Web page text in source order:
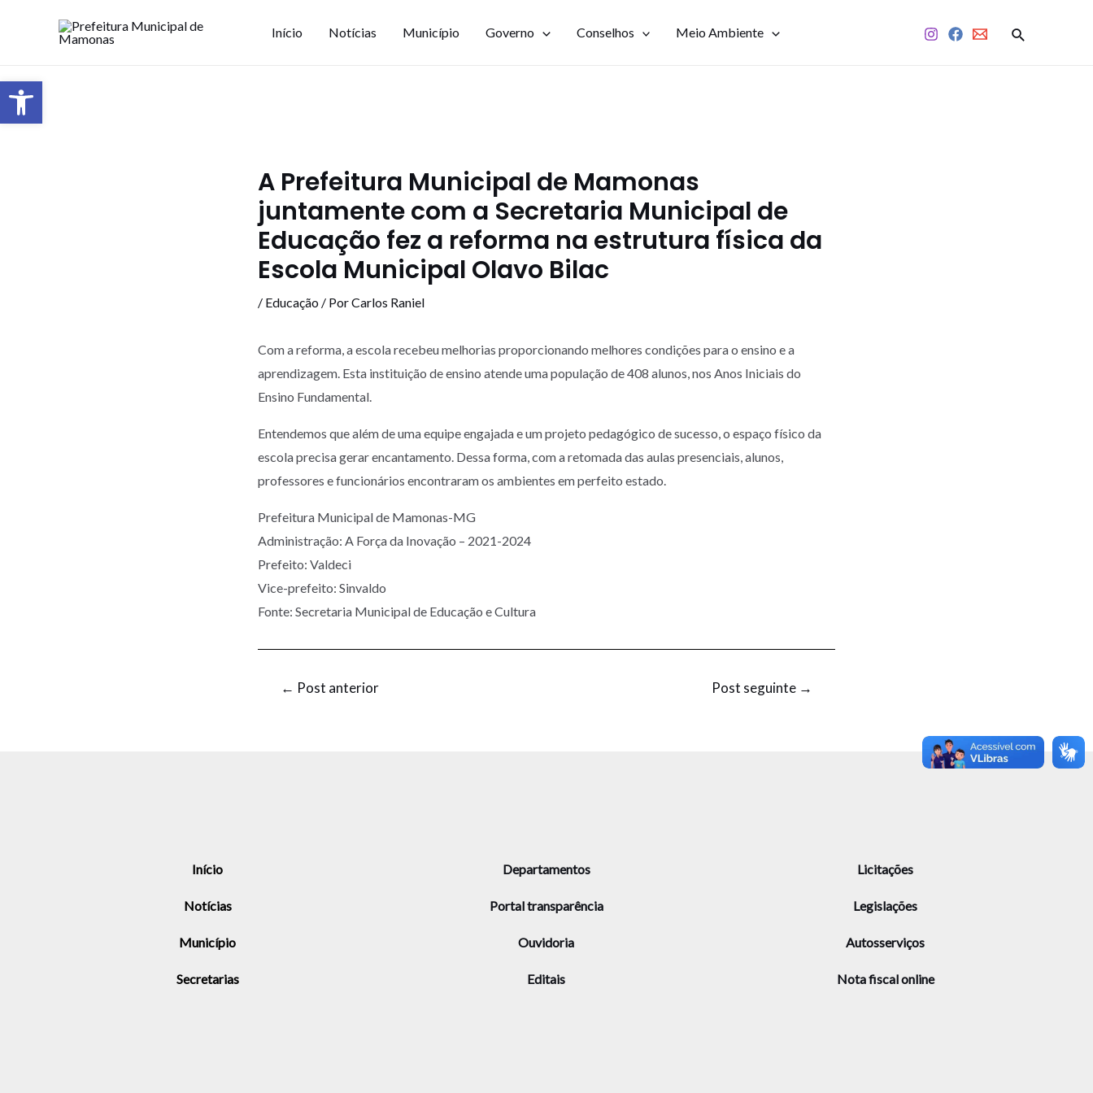
Início Notícias Município Governo Conselhos Meio Ambiente
A Prefeitura Municipal de Mamonas
juntamente com a Secretaria Municipal de
Educação fez a reforma na estrutura física da
Escola Municipal Olavo Bilac
/ Educação / PorCarlos Raniel
Com a reforma, a escola recebeu melhorias proporcionando melhores condições para o ensino e a
aprendizagem. Esta instituição de ensino atende uma população de 408 alunos, nos Anos Iniciais do
Ensino Fundamental.
Entendemos que além de uma equipe engajada e um projeto pedagógico de sucesso, o espaço físico da
escola precisa gerar encantamento. Dessa forma, com a retomada das aulas presenciais, alunos,
professores e funcionários encontraram os ambientes em perfeito estado.
Prefeitura Municipal de Mamonas-MG
Administração: A Força da Inovação – 2021-2024
Prefeito: Valdeci
Vice-prefeito: Sinvaldo
Fonte: Secretaria Municipal de Educação e Cultura
← Post anterior Post seguinte →
Início
Notícias
Município
Secretarias
Departamentos
Portal transparência
Ouvidoria
Editais
Licitações
Legislações
Autosserviços
Nota fiscal online
Barra de Ferramentas Aberta